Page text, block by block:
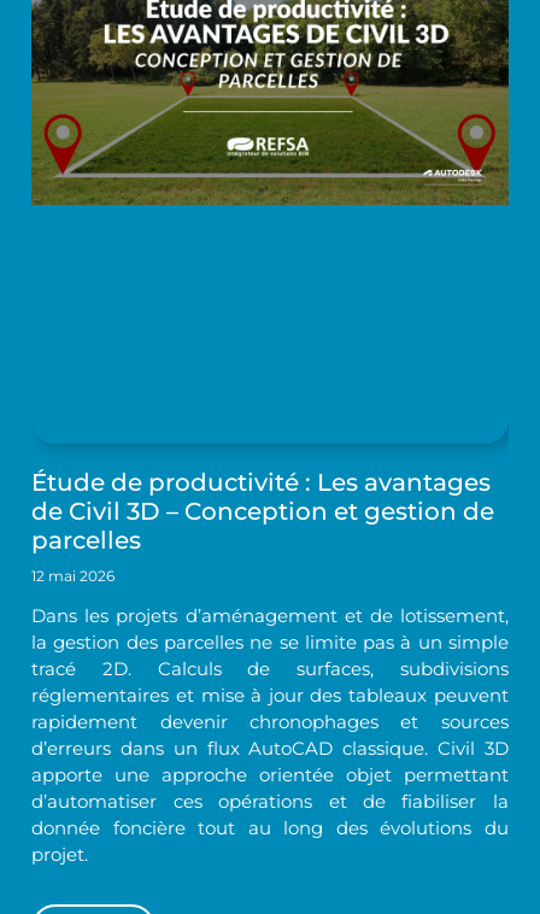
Étude de productivité : Les avantages
de Civil 3D – Conception et gestion de
parcelles
12 mai 2026
Dans les projets d’aménagement et de lotissement,
la gestion des parcelles ne se limite pas à un simple
tracé 2D. Calculs de surfaces, subdivisions
réglementaires et mise à jour des tableaux peuvent
rapidement devenir chronophages et sources
d’erreurs dans un flux AutoCAD classique. Civil 3D
apporte une approche orientée objet permettant
d’automatiser ces opérations et de fiabiliser la
donnée foncière tout au long des évolutions du
projet.